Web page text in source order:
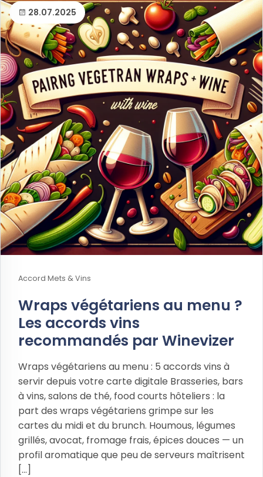
28.07.2025
Accord Mets & Vins
Wraps végétariens au menu ?
Les accords vins
recommandés par Winevizer
Wraps végétariens au menu : 5 accords vins à
servir depuis votre carte digitale Brasseries, bars
à vins, salons de thé, food courts hôteliers : la
part des wraps végétariens grimpe sur les
cartes du midi et du brunch. Houmous, légumes
grillés, avocat, fromage frais, épices douces — un
profil aromatique que peu de serveurs maîtrisent
[...]